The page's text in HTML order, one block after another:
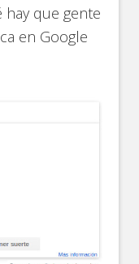
que gente
en Google